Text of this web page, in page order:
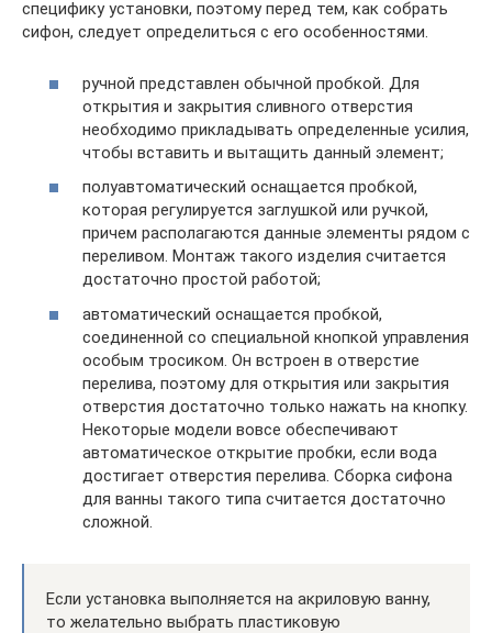
специфику установки, поэтому перед тем, как собрать
сифон, следует определиться с его особенностями.
ручной представлен обычной пробкой. Для
открытия и закрытия сливного отверстия
необходимо прикладывать определенные усилия,
чтобы вставить и вытащить данный элемент;
полуавтоматический оснащается пробкой,
которая регулируется заглушкой или ручкой,
причем располагаются данные элементы рядом с
переливом. Монтаж такого изделия считается
достаточно простой работой;
автоматический оснащается пробкой,
соединенной со специальной кнопкой управления
особым тросиком. Он встроен в отверстие
перелива, поэтому для открытия или закрытия
отверстия достаточно только нажать на кнопку.
Некоторые модели вовсе обеспечивают
автоматическое открытие пробки, если вода
достигает отверстия перелива. Сборка сифона
для ванны такого типа считается достаточно
сложной.
Если установка выполняется на акриловую ванну,
то желательно выбрать пластиковую